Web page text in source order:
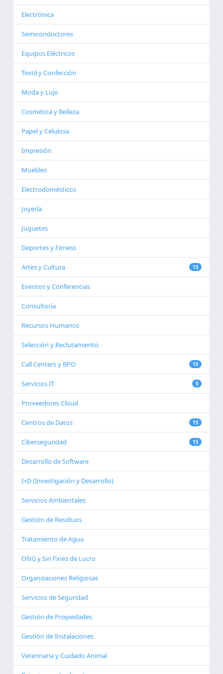
Electrónica
Semiconductores
Equipos Eléctricos
Textil y Confección
Moda y Lujo
Cosmética y Belleza
Papel y Celulosa
Impresión
Muebles
Electrodomésticos
Joyería
Juguetes
Deportes y Fitness
Artes y Cultura 15
Eventos y Conferencias
Consultoría
Recursos Humanos
Selección y Reclutamiento
Call Centers y BPO 15
Servicios IT 5
Proveedores Cloud
Centros de Datos 15
Ciberseguridad 15
Desarrollo de Software
I+D (Investigación y Desarrollo)
Servicios Ambientales
Gestión de Residuos
Tratamiento de Agua
ONG y Sin Fines de Lucro
Organizaciones Religiosas
Servicios de Seguridad
Gestión de Propiedades
Gestión de Instalaciones
Veterinaria y Cuidado Animal